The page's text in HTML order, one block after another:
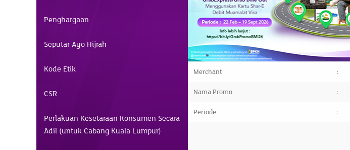
Penghargaan
Seputar Ayo Hijrah
Kode Etik
CSR
Perlakuan Kesetaraan Konsumen Secara
Adil (untuk Cabang Kuala Lumpur)
Merchant :
Nama Promo :
Periode :